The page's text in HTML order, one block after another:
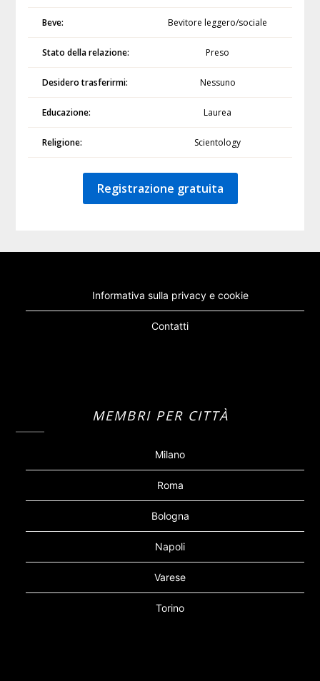
Beve: Bevitore leggero/sociale
Stato della relazione: Preso
Desidero trasferirmi: Nessuno
Educazione: Laurea
Religione: Scientology
Registrazione gratuita
Informativa sulla privacy e cookie
Contatti
MEMBRI PER CITTÀ
Milano
Roma
Bologna
Napoli
Varese
Torino